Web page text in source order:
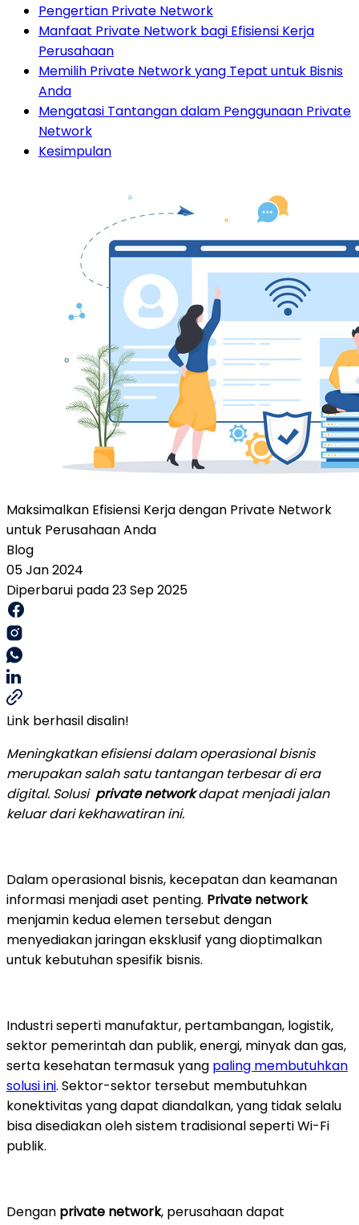
Pengertian Private Network
Manfaat Private Network bagi Efisiensi Kerja
Perusahaan
Memilih Private Network yang Tepat untuk Bisnis
Anda
Mengatasi Tantangan dalam Penggunaan Private
Network
Kesimpulan
Maksimalkan Efisiensi Kerja dengan Private Network
untuk Perusahaan Anda
Blog
05 Jan 2024
Diperbarui pada 23 Sep 2025
Link berhasil disalin!
Meningkatkan efisiensi dalam operasional bisnis
merupakan salah satu tantangan terbesar di era
digital. Solusi private networkdapat menjadi jalan
keluar dari kekhawatiran ini.
Dalam operasional bisnis, kecepatan dan keamanan
informasi menjadi aset penting. Private network
menjamin kedua elemen tersebut dengan
menyediakan jaringan eksklusif yang dioptimalkan
untuk kebutuhan spesifik bisnis.
Industri seperti manufaktur, pertambangan, logistik,
sektor pemerintah dan publik, energi, minyak dan gas,
serta kesehatan termasuk yang paling membutuhkan
solusi ini. Sektor-sektor tersebut membutuhkan
konektivitas yang dapat diandalkan, yang tidak selalu
bisa disediakan oleh sistem tradisional seperti Wi-Fi
publik.
Dengan private network, perusahaan dapat